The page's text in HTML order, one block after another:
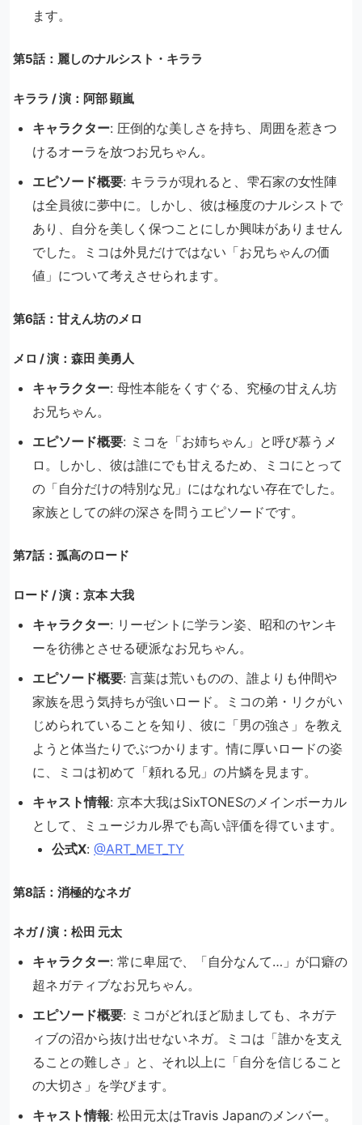
ます。
第5話：麗しのナルシスト・キララ
キララ / 演：阿部 顕嵐
キャラクター: 圧倒的な美しさを持ち、周囲を惹きつ
けるオーラを放つお兄ちゃん。
エピソード概要: キララが現れると、雫石家の女性陣
は全員彼に夢中に。しかし、彼は極度のナルシストで
あり、自分を美しく保つことにしか興味がありません
でした。ミコは外見だけではない「お兄ちゃんの価
値」について考えさせられます。
第6話：甘えん坊のメロ
メロ / 演：森田 美勇人
キャラクター: 母性本能をくすぐる、究極の甘えん坊
お兄ちゃん。
エピソード概要: ミコを「お姉ちゃん」と呼び慕うメ
ロ。しかし、彼は誰にでも甘えるため、ミコにとって
の「自分だけの特別な兄」にはなれない存在でした。
家族としての絆の深さを問うエピソードです。
第7話：孤高のロード
ロード / 演：京本 大我
キャラクター: リーゼントに学ラン姿、昭和のヤンキ
ーを彷彿とさせる硬派なお兄ちゃん。
エピソード概要: 言葉は荒いものの、誰よりも仲間や
家族を思う気持ちが強いロード。ミコの弟・リクがい
じめられていることを知り、彼に「男の強さ」を教え
ようと体当たりでぶつかります。情に厚いロードの姿
に、ミコは初めて「頼れる兄」の片鱗を見ます。
キャスト情報: 京本大我はSixTONESのメインボーカル
として、ミュージカル界でも高い評価を得ています。
公式X: @ART_MET_TY
第8話：消極的なネガ
ネガ / 演：松田 元太
キャラクター: 常に卑屈で、「自分なんて…」が口癖の
超ネガティブなお兄ちゃん。
エピソード概要: ミコがどれほど励ましても、ネガテ
ィブの沼から抜け出せないネガ。ミコは「誰かを支え
ることの難しさ」と、それ以上に「自分を信じること
の大切さ」を学びます。
キャスト情報: 松田元太はTravis Japanのメンバー。